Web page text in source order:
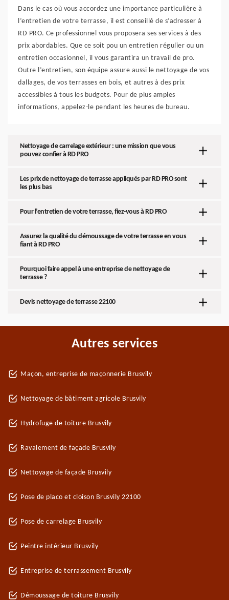
Dans le cas où vous accordez une importance particulière à
l’entretien de votre terrasse, il est conseillé de s’adresser à
RD PRO. Ce professionnel vous proposera ses services à des
prix abordables. Que ce soit pou un entretien régulier ou un
entretien occasionnel, il vous garantira un travail de pro.
Outre l’entretien, son équipe assure aussi le nettoyage de vos
dallages, de vos terrasses en bois, et autres à des prix
accessibles à tous les budgets. Pour de plus amples
informations, appelez-le pendant les heures de bureau.
Nettoyage de carrelage extérieur : une mission que vous
pouvez confier à RD PRO
Les prix de nettoyage de terrasse appliqués par RD PRO sont
les plus bas
Pour l’entretien de votre terrasse, fiez-vous à RD PRO
Assurez la qualité du démoussage de votre terrasse en vous
fiant à RD PRO
Pourquoi faire appel à une entreprise de nettoyage de
terrasse ?
Devis nettoyage de terrasse 22100
Autres services
Maçon, entreprise de maçonnerie Brusvily
Nettoyage de bâtiment agricole Brusvily
Hydrofuge de toiture Brusvily
Ravalement de façade Brusvily
Nettoyage de façade Brusvily
Pose de placo et cloison Brusvily 22100
Pose de carrelage Brusvily
Peintre intérieur Brusvily
Entreprise de terrassement Brusvily
Démoussage de toiture Brusvily